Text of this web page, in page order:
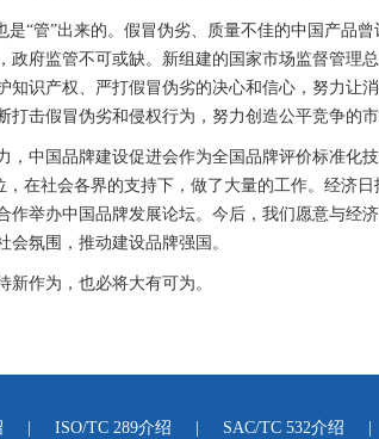
“管”出来的。假冒伪劣、质量不佳的中国产品曾
政府监管不可或缺。新组建的国家市场监督管理
知识产权、严打假冒伪劣的决心和信心，努力让
打击假冒伪劣和侵权行为，努力创造公平竞争的
中国品牌建设促进会作为全国品牌评价标准化技
，在社会各界的支持下，做了大量的工作。经济
作举办中国品牌发展论坛。今后，我们愿意与经
氛围，推动建设品牌强国。
作为，也必将大有可为。
ISO/TC 289介绍 SAC/TC 532介绍